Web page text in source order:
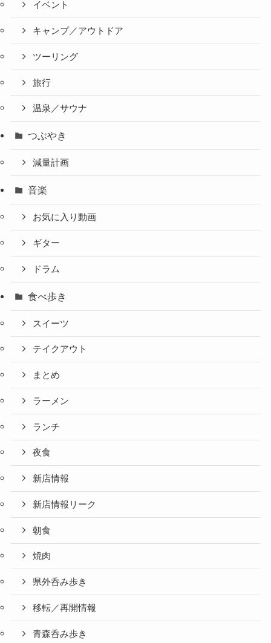
イベント
キャンプ／アウトドア
ツーリング
旅行
温泉／サウナ
つぶやき
減量計画
音楽
お気に入り動画
ギター
ドラム
食べ歩き
スイーツ
テイクアウト
まとめ
ラーメン
ランチ
夜食
新店情報
新店情報リーク
朝食
焼肉
県外呑み歩き
移転／再開情報
青森呑み歩き